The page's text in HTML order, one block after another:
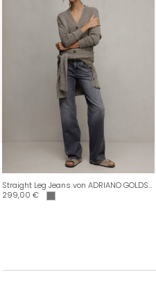
Straight Leg Jeans von ADRIANO GOLDSCHMIED
299,00 €